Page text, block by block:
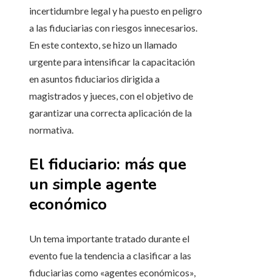
incertidumbre legal y ha puesto en peligro
a las fiduciarias con riesgos innecesarios.
En este contexto, se hizo un llamado
urgente para intensificar la capacitación
en asuntos fiduciarios dirigida a
magistrados y jueces, con el objetivo de
garantizar una correcta aplicación de la
normativa.
El fiduciario: más que
un simple agente
económico
Un tema importante tratado durante el
evento fue la tendencia a clasificar a las
fiduciarias como «agentes económicos»,